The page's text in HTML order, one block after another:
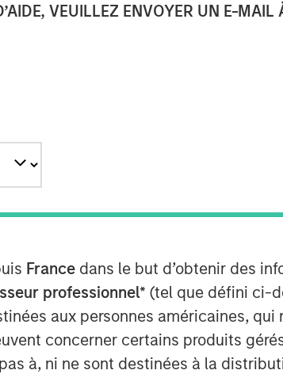
VEUILLEZ ENVOYER UN E-MAIL
France dans le but d’obtenir des
professionnel* (tel que défini ci-
aux personnes américaines,
concerner certains produits
à, ni ne sont destinées à la
AM EDT
manufacturer and marketer of pet
needs including nutrition, grooming,
portfolio that perfectly complements
to grow in scale in the thriving
John Howe, CEO, Manna Pro. “Our